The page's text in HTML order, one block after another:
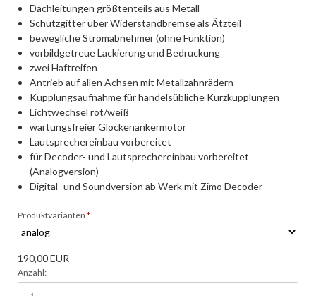
Dachleitungen größtenteils aus Metall
Schutzgitter über Widerstandbremse als Ätzteil
bewegliche Stromabnehmer (ohne Funktion)
vorbildgetreue Lackierung und Bedruckung
zwei Haftreifen
Antrieb auf allen Achsen mit Metallzahnrädern
Kupplungsaufnahme für handelsübliche Kurzkupplungen
Lichtwechsel rot/weiß
wartungsfreier Glockenankermotor
Lautsprechereinbau vorbereitet
für Decoder- und Lautsprechereinbau vorbereitet
(Analogversion)
Digital- und Soundversion ab Werk mit Zimo Decoder
Pflichtfeld
Produktvarianten *
190,00EUR
Anzahl: